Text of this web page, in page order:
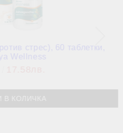
стрес), 60 таблетки,
Wellness